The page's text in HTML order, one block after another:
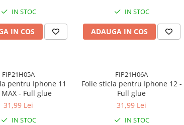
IN STOC
IN COS
IN STOC
ADAUGA IN COS
FIP21H05A
pentru Iphone 11
MAX - Full glue
31,99 Lei
IN STOC
FIP21H06A
Folie sticla pentru Iphone 12 -
Full glue
31,99 Lei
IN STOC